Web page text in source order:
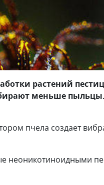
растений
меньше
пчела создает
неоникотиноидными